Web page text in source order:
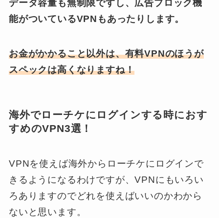
データ容量も無制限ですし、広告ブロック機
能がついているVPNもあったりします。
お金がかかること以外は、有料VPNのほうが
スペックは高くなりますね！
海外でローチケにログインする時におす
すめのVPN3選！
VPNを使えば海外からローチケにログインで
きるようになるわけですが、VPNにもいろい
ろありますのでどれを使えばいいのかわから
ないと思います。